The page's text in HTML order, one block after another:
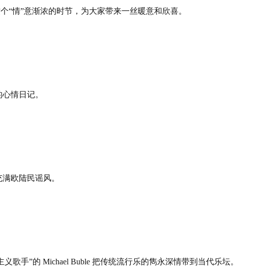
情”意渐浓的时节，为大家带来一丝暖意和欣喜。
情日记。
欧陆民谣风。
歌手”的 Michael Buble 把传统流行乐的雋永深情带到当代乐坛。